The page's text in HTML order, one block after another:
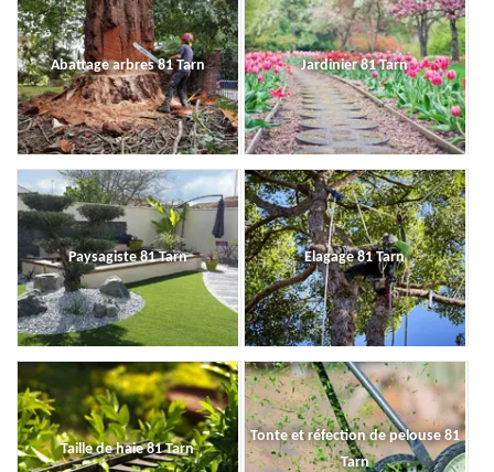
Abattage arbres 81 Tarn Jardinier 81 Tarn
Paysagiste 81 Tarn Elagage 81 Tarn
Taille de haie 81 Tarn
Tonte et réfection de pelouse 81
Tarn